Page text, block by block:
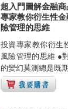
超入門圖解金融商
專家教你衍生性金
險管理的思維
投資專家教你衍生
風險管理的思維 ●
的變幻莫測總是既